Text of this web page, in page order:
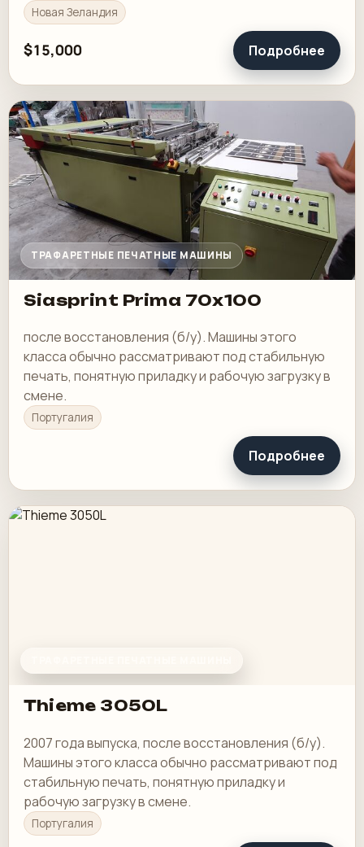
Новая Зеландия
$15,000 Подробнее
ТРАФАРЕТНЫЕ ПЕЧАТНЫЕ МАШИНЫ
Siasprint Prima 70x100
после восстановления (б/у). Машины этого
класса обычно рассматривают под стабильную
печать, понятную приладку и рабочую загрузку в
смене.
Португалия
Подробнее
Thieme 3050L
2007 года выпуска, после восстановления (б/у).
Машины этого класса обычно рассматривают под
стабильную печать, понятную приладку и
рабочую загрузку в смене.
Португалия